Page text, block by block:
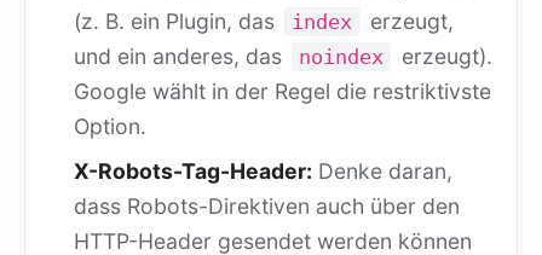
(z. B. ein Plugin, das
index
erzeugt,
und ein anderes, das
noindex
erzeugt).
Google wählt in der Regel die restriktivste
Option.
X-Robots-Tag-Header: Denke daran,
dass Robots-Direktiven auch über den
HTTP-Header gesendet werden können